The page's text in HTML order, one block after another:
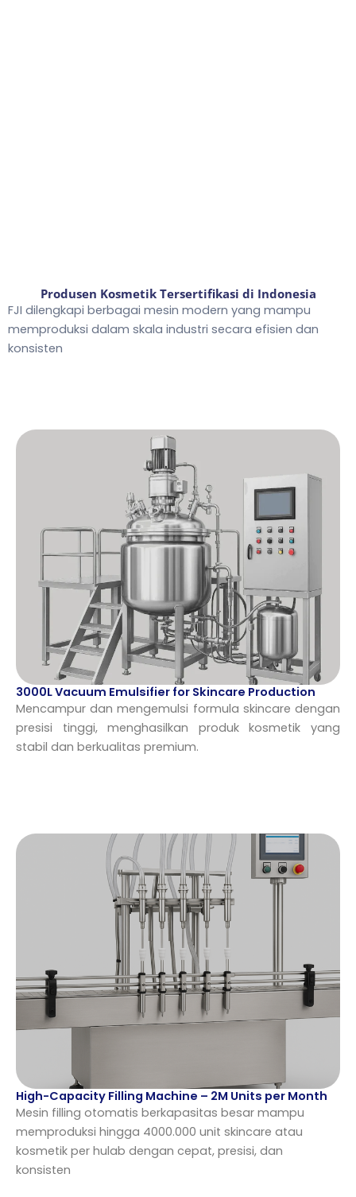
Produsen Kosmetik Tersertifikasi di Indonesia
FJI dilengkapi berbagai mesin modern yang mampu
memproduksi dalam skala industri secara efisien dan
konsisten
3000L Vacuum Emulsifier for Skincare Production
Mencampur dan mengemulsi formula skincare dengan
presisi tinggi, menghasilkan produk kosmetik yang
stabil dan berkualitas premium.
High-Capacity Filling Machine – 2M Units per Month
Mesin filling otomatis berkapasitas besar mampu
memproduksi hingga 4000.000 unit skincare atau
kosmetik per hulab dengan cepat, presisi, dan
konsisten